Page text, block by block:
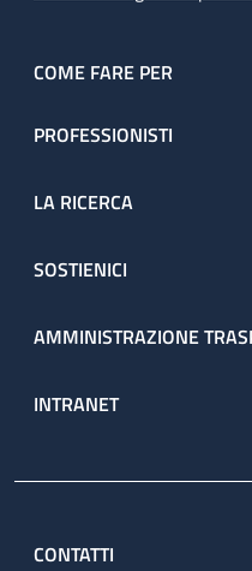
COME FARE PER
PROFESSIONISTI
LA RICERCA
SOSTIENICI
AMMINISTRAZIONE
INTRANET
CONTATTI